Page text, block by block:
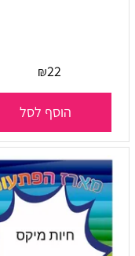
₪22
הוסף לסל